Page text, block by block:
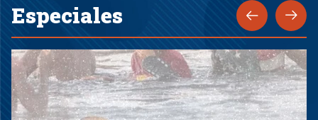
Especiales